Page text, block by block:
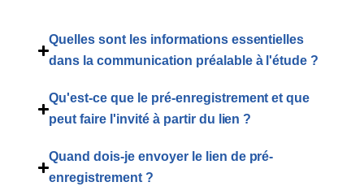
Quelles sont les informations essentielles
dans la communication préalable à l'étude ?
Qu'est-ce que le pré-enregistrement et que
peut faire l'invité à partir du lien ?
Quand dois-je envoyer le lien de pré-
enregistrement ?